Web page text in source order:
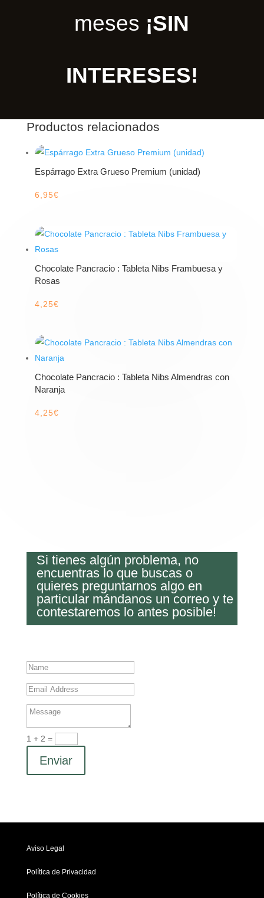
meses ¡SIN
INTERESES!
Productos relacionados
Espárrago Extra Grueso Premium (unidad)
6,95€
Chocolate Pancracio : Tableta Nibs Frambuesa y
Rosas
4,25€
Chocolate Pancracio : Tableta Nibs Almendras con
Naranja
4,25€
Si tienes algún problema, no
encuentras lo que buscas o
quieres preguntarnos algo en
particular mándanos un correo y te
contestaremos lo antes posible!
1 + 2 =
Enviar
Aviso Legal
Política de Privacidad
Política de Cookies